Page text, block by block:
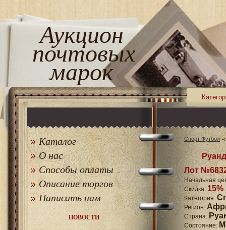
Аукцион
почтовых
марок
Каталог
О нас
Способы оплаты
Описание торгов
Написать нам
НОВОСТИ
Спорт Футбол
Лот
Начальная
Скидка: 15%
Категория:
Регион:
Страна:
Состояние: